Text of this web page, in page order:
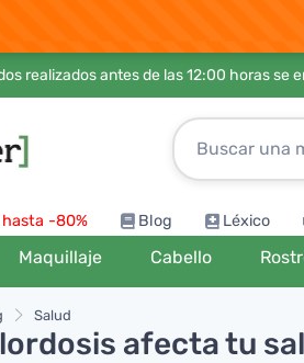
realizados antes de las 12:00 horas se
-80% Blog Léxico
Maquillaje Cabello
Salud
afecta tu